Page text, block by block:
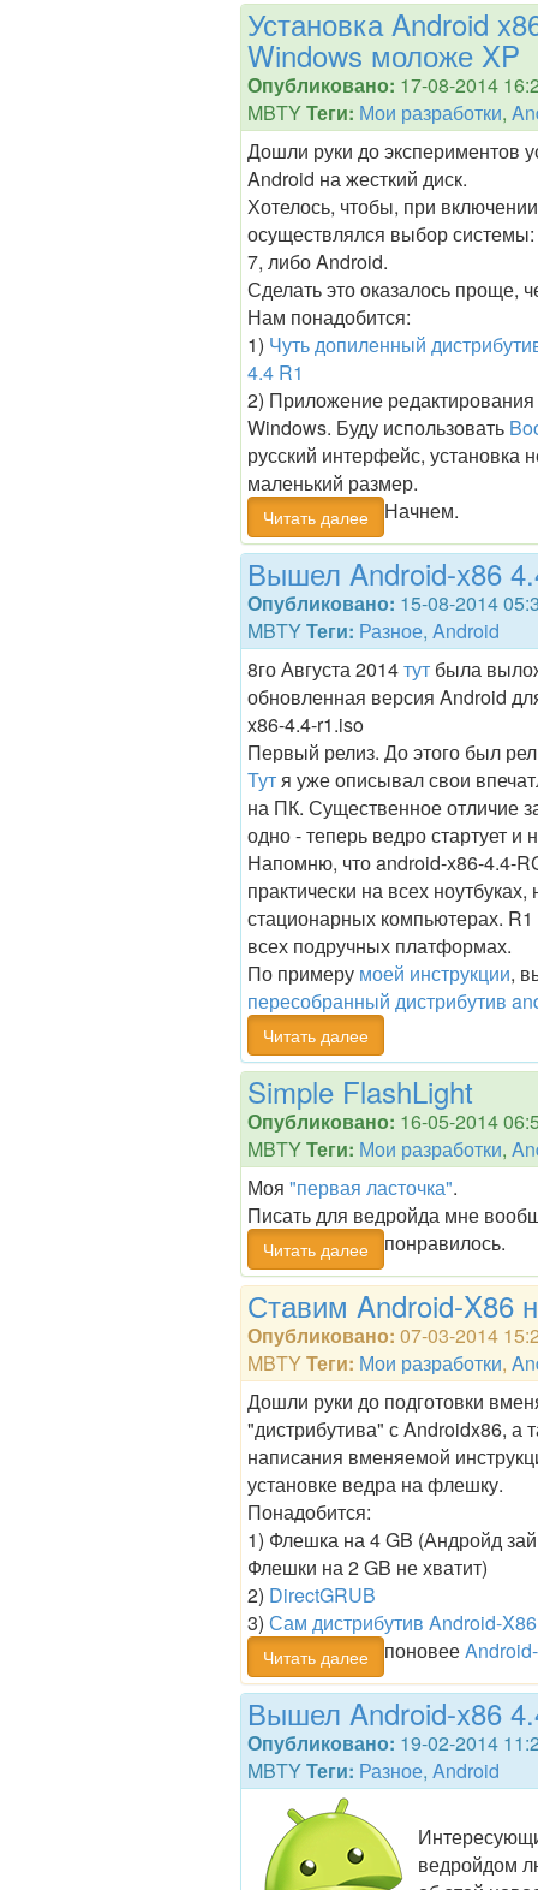
Установка Android
Windows моложе XP
Опубликовано: 17-08-2014
MBTYТеги: Мои разработки,
Дошли руки до экспериментов
Android на жесткий диск.
Хотелось, чтобы, при
осуществлялся выбор
7, либо Android.
Сделать это оказалось проще,
Нам понадобится:
1) Чуть допиленный
4.4 R1
2) Приложение редактирования
Windows. Буду использовать
русский интерфейс, установка
маленький размер.
Начнем.
Читать далее
Вышел Android-x86
Опубликовано: 15-08-2014
MBTYТеги: Разное, Android
8го Августа 2014тут была
обновленная версия Android
x86-4.4-r1.iso
Первый релиз. До этого был
Тутя уже описывал свои
на ПК. Существенное отличие
одно - теперь ведро стартует
Напомню, что android-x86-4.4-
практически на всех
стационарных компьютерах. R1
всех подручных платформах.
По примеру моей инструкции,
пересобранный дистрибутив
Читать далее
Simple FlashLight
Опубликовано: 16-05-2014
MBTYТеги: Мои разработки,
Моя "первая ласточка".
Писать для ведройда мне
понравилось.
Читать далее
Ставим Android-X86
Опубликовано: 07-03-2014
MBTYТеги: Мои разработки,
Дошли руки до подготовки
"дистрибутива" с Androidx86, а
написания вменяемой
установке ведра на флешку.
Понадобится:
1) Флешка на 4 GB (Андройд
Флешки на 2 GB не хватит)
2) DirectGRUB
3) Сам дистрибутив Android-
поновее
Читать далее
Вышел Android-x86
Опубликовано: 19-02-2014
MBTYТеги: Разное, Android
ведройдом